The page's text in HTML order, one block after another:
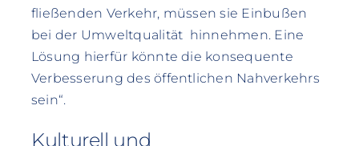
fließenden Verkehr, müssen sie Einbußen
bei der Umweltqualität hinnehmen. Eine
Lösung hierfür könnte die konsequente
Verbesserung des öffentlichen Nahverkehrs
sein“.
Kulturell und